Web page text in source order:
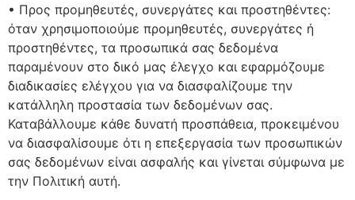
• Προς προμηθευτές, συνεργάτες και προστηθέντες:
όταν χρησιμοποιούμε προμηθευτές, συνεργάτες ή
προστηθέντες, τα προσωπικά σας δεδομένα
παραμένουν στο δικό μας έλεγχο και εφαρμόζουμε
διαδικασίες ελέγχου για να διασφαλίζουμε την
κατάλληλη προστασία των δεδομένων σας.
Καταβάλλουμε κάθε δυνατή προσπάθεια, προκειμένου
να διασφαλίσουμε ότι η επεξεργασία των προσωπικών
σας δεδομένων είναι ασφαλής και γίνεται σύμφωνα με
την Πολιτική αυτή.